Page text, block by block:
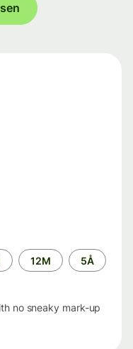
12M 5Å
no sneaky mark-up